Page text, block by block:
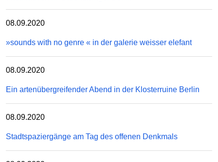
08.09.2020
»sounds with no genre « in der galerie weisser elefant
08.09.2020
Ein artenübergreifender Abend in der Klosterruine Berlin
08.09.2020
Stadtspaziergänge am Tag des offenen Denkmals